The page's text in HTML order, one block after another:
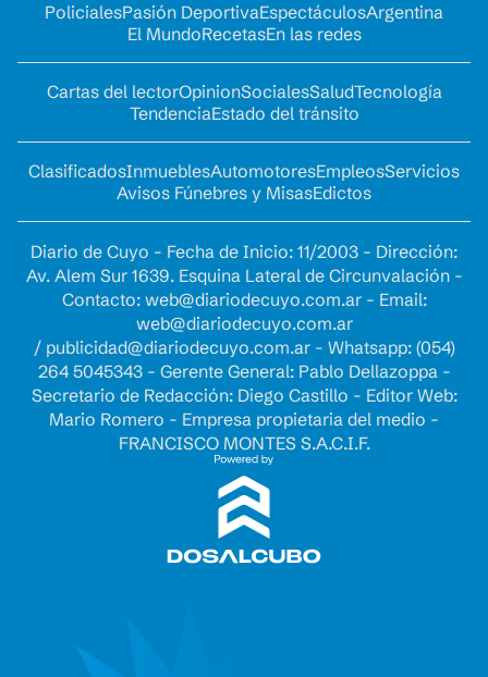
PolicialesPasión DeportivaEspectáculosArgentina
El MundoRecetasEn las redes
Cartas del lectorOpinionSocialesSaludTecnología
TendenciaEstado del tránsito
ClasificadosInmueblesAutomotoresEmpleosServicios
Avisos Fúnebres y MisasEdictos
Diario de Cuyo - Fecha de Inicio: 11/2003 - Dirección:
Av. Alem Sur 1639. Esquina Lateral de Circunvalación -
Contacto: web@diariodecuyo.com.ar- Email:
web@diariodecuyo.com.ar
/ publicidad@diariodecuyo.com.ar- Whatsapp: (054)
264 5045343 - Gerente General: Pablo Dellazoppa -
Secretario de Redacción: Diego Castillo - Editor Web:
Mario Romero - Empresa propietaria del medio -
FRANCISCO MONTES S.A.C.I.F.